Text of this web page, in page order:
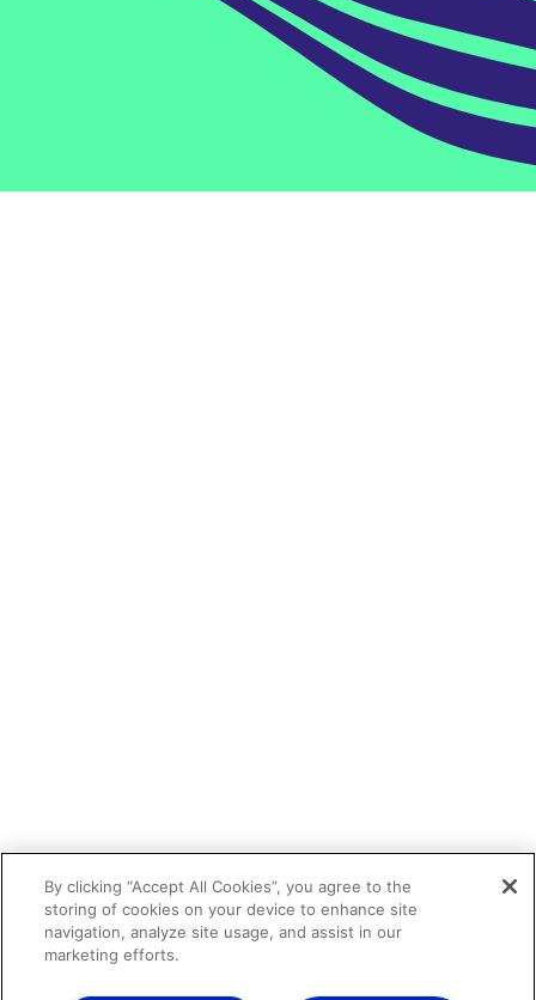
By clicking “Accept All Cookies”, you agree to the
storing of cookies on your device to enhance site
navigation, analyze site usage, and assist in our
marketing efforts.